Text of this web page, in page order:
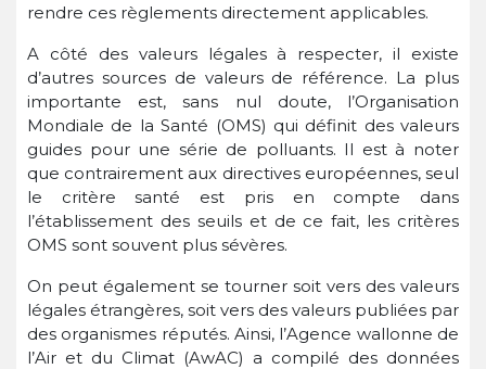
rendre ces règlements directement applicables.
A côté des valeurs légales à respecter, il existe
d’autres sources de valeurs de référence. La plus
importante est, sans nul doute, l’Organisation
Mondiale de la Santé (OMS) qui définit des valeurs
guides pour une série de polluants. Il est à noter
que contrairement aux directives européennes, seul
le critère santé est pris en compte dans
l’établissement des seuils et de ce fait, les critères
OMS sont souvent plus sévères.
On peut également se tourner soit vers des valeurs
légales étrangères, soit vers des valeurs publiées par
des organismes réputés. Ainsi, l’Agence wallonne de
l’Air et du Climat (AwAC) a compilé des données